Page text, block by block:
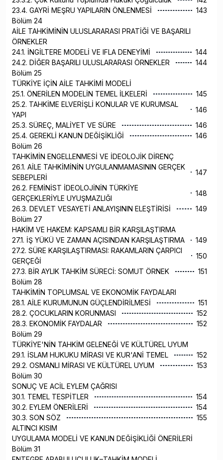
23.4. GAYRİ MEŞRU YAPILARIN ÖNLENMESİ
143
Bölüm 24
AİLE TAHKİMİNİN ULUSLARARASI PRATİĞİ VE BAŞARILI
ÖRNEKLER
24.1. İNGİLTERE MODELİ VE IFLA DENEYİMİ
144
24.2. DİĞER BAŞARILI ULUSLARARASI ÖRNEKLER
144
Bölüm 25
TÜRKİYE İÇİN AİLE TAHKİMİ MODELİ
25.1. ÖNERİLEN MODELİN TEMEL İLKELERİ
145
25.2. TAHKİME ELVERİŞLİ KONULAR VE KURUMSAL
YAPI
146
25.3. SÜREÇ, MALİYET VE SÜRE
146
25.4. GEREKLİ KANUN DEĞİŞİKLİĞİ
146
Bölüm 26
TAHKİMİN ENGELLENMESİ VE İDEOLOJİK DİRENÇ
26.1. AİLE TAHKİMİNİN UYGULANMAMASININ GERÇEK
SEBEPLERİ
147
26.2. FEMİNİST İDEOLOJİNİN TÜRKİYE
GERÇEKLERİYLE UYUŞMAZLIĞI
148
26.3. DEVLET VESAYETİ ANLAYIŞININ ELEŞTİRİSİ
149
Bölüm 27
HAKİM VE HAKEM: KAPSAMLI BİR KARŞILAŞTIRMA
27.1. İŞ YÜKÜ VE ZAMAN AÇISINDAN KARŞILAŞTIRMA
149
27.2. SÜRE KARŞILAŞTIRMASI: RAKAMLARIN ÇARPICI
GERÇEĞİ
150
27.3. BİR AYLIK TAHKİM SÜRECİ: SOMUT ÖRNEK
151
Bölüm 28
TAHKİMİN TOPLUMSAL VE EKONOMİK FAYDALARI
28.1. AİLE KURUMUNUN GÜÇLENDİRİLMESİ
151
28.2. ÇOCUKLARIN KORUNMASI
152
28.3. EKONOMİK FAYDALAR
152
Bölüm 29
TÜRKİYE'NİN TAHKİM GELENEĞİ VE KÜLTÜREL UYUM
29.1. İSLAM HUKUKU MİRASI VE KUR'ANİ TEMEL
152
29.2. OSMANLI MİRASI VE KÜLTÜREL UYUM
153
Bölüm 30
SONUÇ VE ACİL EYLEM ÇAĞRISI
30.1. TEMEL TESPİTLER
154
30.2. EYLEM ÖNERİLERİ
154
30.3. SON SÖZ
155
ALTINCI KISIM
UYGULAMA MODELİ VE KANUN DEĞİŞİKLİĞİ ÖNERİLERİ
Bölüm 31